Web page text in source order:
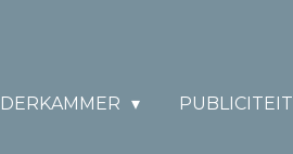
PUBLICITEIT